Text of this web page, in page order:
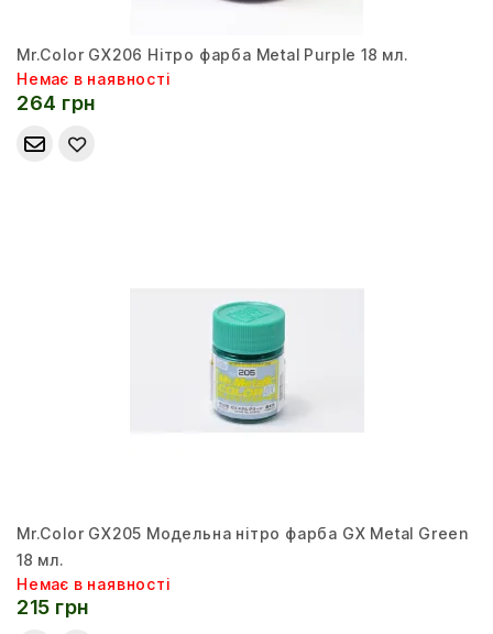
Mr.Color GX206 Нітро фарба Metal Purple 18 мл.
Немає в наявності
264 грн
Mr.Color GX205 Модельна нітро фарба GX Metal Green
18 мл.
Немає в наявності
215 грн